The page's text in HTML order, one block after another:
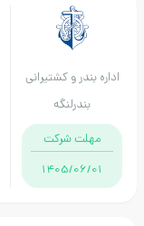
اداره بندر و کشتیرانی
بندرلنگه
مهلت شرکت
1405/06/01